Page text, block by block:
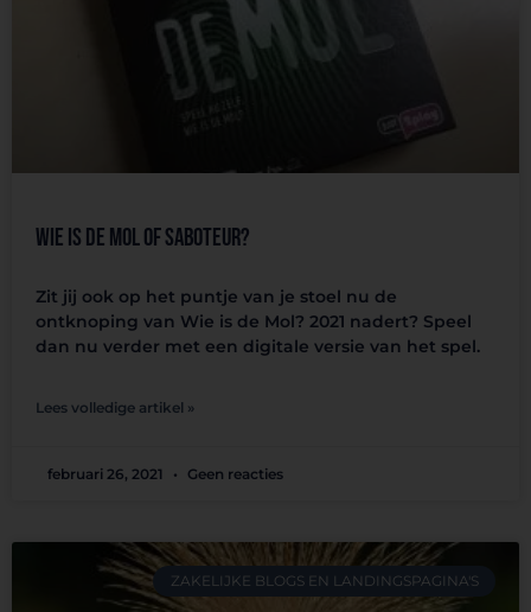
Wie is de Mol of Saboteur?
Zit jij ook op het puntje van je stoel nu de
ontknoping van Wie is de Mol? 2021 nadert? Speel
dan nu verder met een digitale versie van het spel.
Lees volledige artikel »
februari 26, 2021 Geen reacties
ZAKELIJKE BLOGS EN LANDINGSPAGINA'S